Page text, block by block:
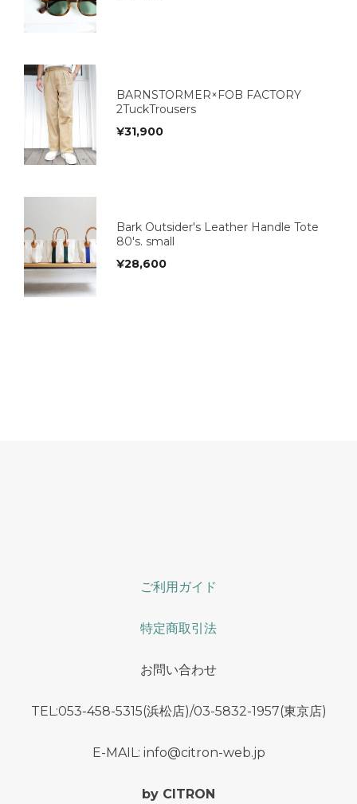
BARNSTORMER×FOB FACTORY
2TuckTrousers
¥31,900
Bark Outsider's Leather Handle Tote
80's. small
¥28,600
ご利用ガイド
特定商取引法
お問い合わせ
TEL:053-458-5315(浜松店)/03-5832-1957(東京店)
E-MAIL: info@citron-web.jp
by CITRON